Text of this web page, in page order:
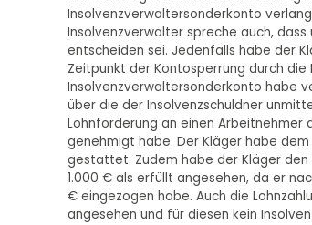
Insolvenzverwaltersonderkonto
Insolvenzverwalter spreche auch,
entscheiden sei. Jedenfalls habe der
Zeitpunkt der Kontosperrung durch
Insolvenzverwaltersonderkonto habe
über die der Insolvenzschuldner
Lohnforderung an einen Arbeitnehmer
genehmigt habe. Der Kläger habe
gestattet. Zudem habe der Kläger den
1.000 € als erfüllt angesehen, da er
€ eingezogen habe. Auch die
angesehen und für diesen kein